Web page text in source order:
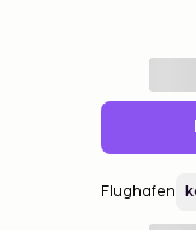
Flughafen